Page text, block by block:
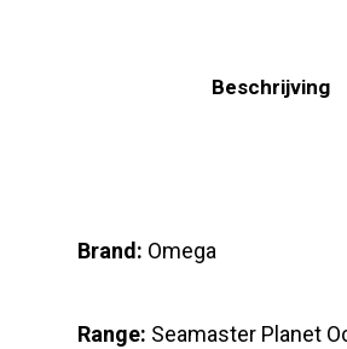
Beschrijving
Brand: Omega
Range: Seamaster Planet